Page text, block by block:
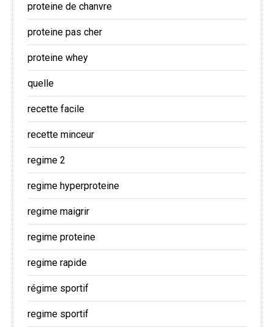
proteine de chanvre
proteine pas cher
proteine whey
quelle
recette facile
recette minceur
regime 2
regime hyperproteine
regime maigrir
regime proteine
regime rapide
régime sportif
regime sportif